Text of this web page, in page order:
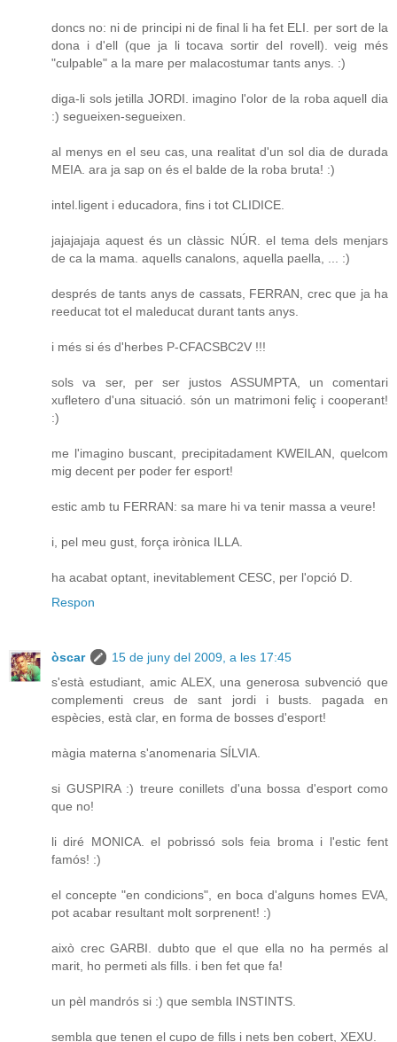
doncs no: ni de principi ni de final li ha fet ELI. per sort de la
dona i d'ell (que ja li tocava sortir del rovell). veig més
"culpable" a la mare per malacostumar tants anys. :)
diga-li sols jetilla JORDI. imagino l'olor de la roba aquell dia
:) segueixen-segueixen.
al menys en el seu cas, una realitat d'un sol dia de durada
MEIA. ara ja sap on és el balde de la roba bruta! :)
intel.ligent i educadora, fins i tot CLIDICE.
jajajajaja aquest és un clàssic NÚR. el tema dels menjars
de ca la mama. aquells canalons, aquella paella, ... :)
després de tants anys de cassats, FERRAN, crec que ja ha
reeducat tot el maleducat durant tants anys.
i més si és d'herbes P-CFACSBC2V !!!
sols va ser, per ser justos ASSUMPTA, un comentari
xufletero d'una situació. són un matrimoni feliç i cooperant!
:)
me l'imagino buscant, precipitadament KWEILAN, quelcom
mig decent per poder fer esport!
estic amb tu FERRAN: sa mare hi va tenir massa a veure!
i, pel meu gust, força irònica ILLA.
ha acabat optant, inevitablement CESC, per l'opció D.
Respon
òscar
15 de juny del 2009, a les 17:45
s'està estudiant, amic ALEX, una generosa subvenció que
complementi creus de sant jordi i busts. pagada en
espècies, està clar, en forma de bosses d'esport!
màgia materna s'anomenaria SÍLVIA.
si GUSPIRA :) treure conillets d'una bossa d'esport como
que no!
li diré MONICA. el pobrissó sols feia broma i l'estic fent
famós! :)
el concepte "en condicions", en boca d'alguns homes EVA,
pot acabar resultant molt sorprenent! :)
això crec GARBI. dubto que el que ella no ha permés al
marit, ho permeti als fills. i ben fet que fa!
un pèl mandrós si :) que sembla INSTINTS.
sembla que tenen el cupo de fills i nets ben cobert, XEXU.